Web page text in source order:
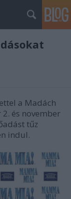
a Madách
és november
tűz
indul.